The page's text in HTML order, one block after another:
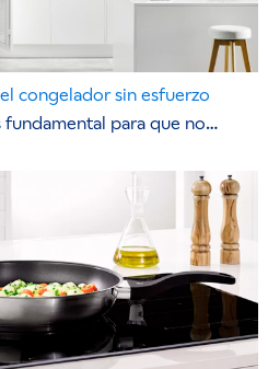
congelador sin esfuerzo
fundamental para que no…